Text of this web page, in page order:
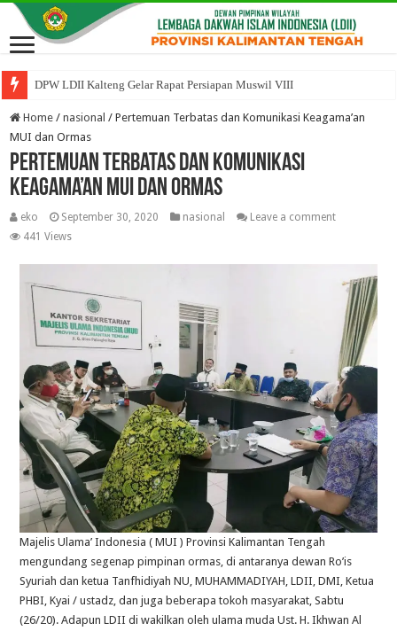
DPW LDII Kalteng Gelar Rapat Persiapan Muswil VIII
Home / nasional / Pertemuan Terbatas dan Komunikasi Keagama’an
MUI dan Ormas
Pertemuan Terbatas dan Komunikasi
Keagama’an MUI dan Ormas
eko September 30, 2020 nasional
Leave a comment
441 Views
Majelis Ulama’ Indonesia ( MUI ) Provinsi Kalimantan Tengah
mengundang segenap pimpinan ormas, di antaranya dewan Ro’is
Syuriah dan ketua Tanfhidiyah NU, MUHAMMADIYAH, LDII, DMI, Ketua
PHBI, Kyai / ustadz, dan juga beberapa tokoh masyarakat, Sabtu
(26/20). Adapun LDII di wakilkan oleh ulama muda Ust. H. Ikhwan Al